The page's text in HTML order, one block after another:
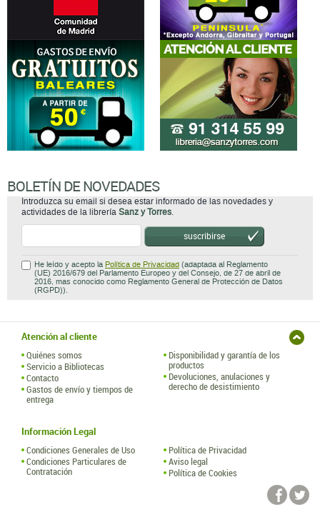
BOLETÍN DE NOVEDADES
Introduzca su email si desea estar informado de las novedades y
actividades de la librería Sanz y Torres.
suscribirse
He leído y acepto la Política de Privacidad (adaptada al Reglamento
(UE) 2016/679 del Parlamento Europeo y del Consejo, de 27 de abril de
2016, mas conocido como Reglamento General de Protección de Datos
(RGPD)).
Atención al cliente
Quiénes somos
Servicio a Bibliotecas
Contacto
Gastos de envío y tiempos de
entrega
Disponibilidad y garantía de los
productos
Devoluciones, anulaciones y
derecho de desistimiento
Información Legal
Condiciones Generales de Uso
Condiciones Particulares de
Contratación
Política de Privacidad
Aviso legal
Política de Cookies